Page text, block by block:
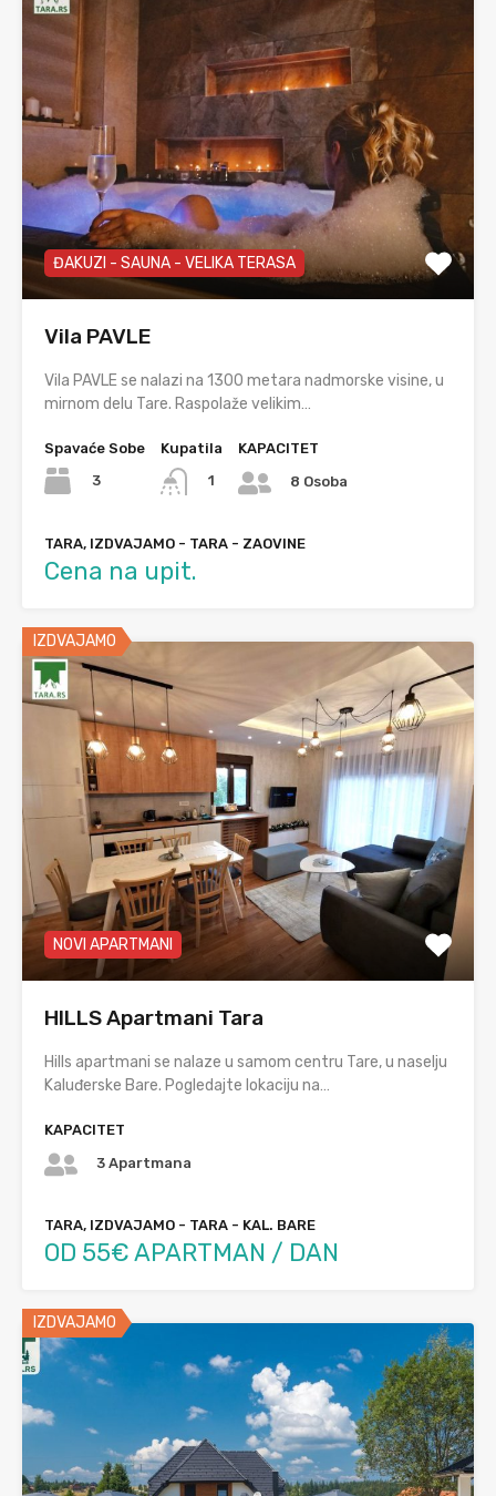
ĐAKUZI - SAUNA - VELIKA TERASA
Vila PAVLE
Vila PAVLE se nalazi na 1300 metara nadmorske visine, u
mirnom delu Tare. Raspolaže velikim…
Spavaće Sobe
3
Kupatila
1
KAPACITET
8 Osoba
TARA, IZDVAJAMO - TARA - ZAOVINE
Cena na upit.
IZDVAJAMO
NOVI APARTMANI
HILLS Apartmani Tara
Hills apartmani se nalaze u samom centru Tare, u naselju
Kaluđerske Bare. Pogledajte lokaciju na…
KAPACITET
3 Apartmana
TARA, IZDVAJAMO - TARA - KAL. BARE
OD 55€ APARTMAN / DAN
IZDVAJAMO